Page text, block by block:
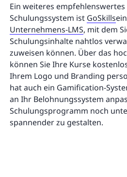
Ein weiteres
Schulungssystem ist GoSkills
Unternehmens-LMS, mit dem
Schulungsinhalte nahtlos
zuweisen können. Über das
können Sie Ihre Kurse
Ihrem Logo und Branding
hat auch ein Gamification-
an Ihr Belohnungssystem
Schulungsprogramm noch
spannender zu gestalten.